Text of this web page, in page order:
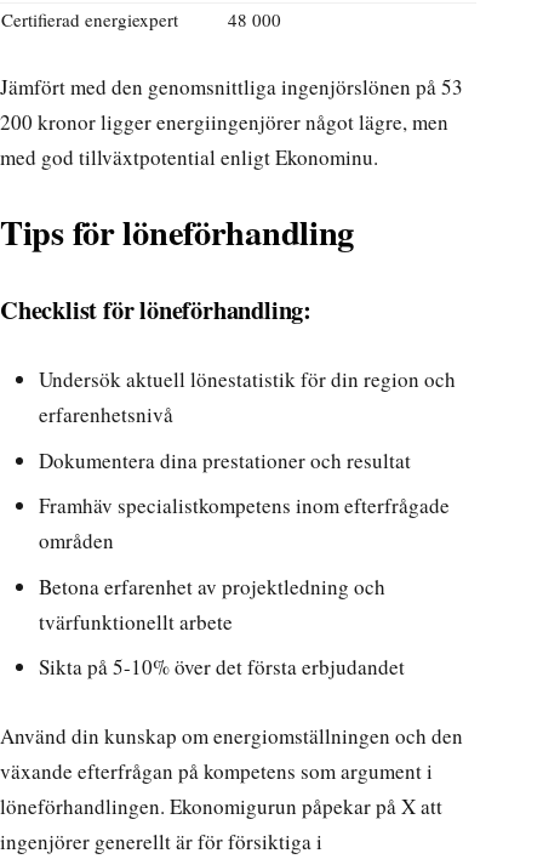
Certifierad energiexpert
48 000
Jämfört med den genomsnittliga ingenjörslönen på 53
200 kronor ligger energiingenjörer något lägre, men
med god tillväxtpotential enligtEkonominu.
Tips för löneförhandling
Checklist för löneförhandling:
Undersök aktuell lönestatistik för din region och
erfarenhetsnivå
Dokumentera dina prestationer och resultat
Framhäv specialistkompetens inom efterfrågade
områden
Betona erfarenhet av projektledning och
tvärfunktionellt arbete
Sikta på 5-10% över det första erbjudandet
Använd din kunskap om energiomställningen och den
växande efterfrågan på kompetens som argument i
löneförhandlingen. Ekonomigurun påpekar på Xatt
ingenjörer generellt är för försiktiga i